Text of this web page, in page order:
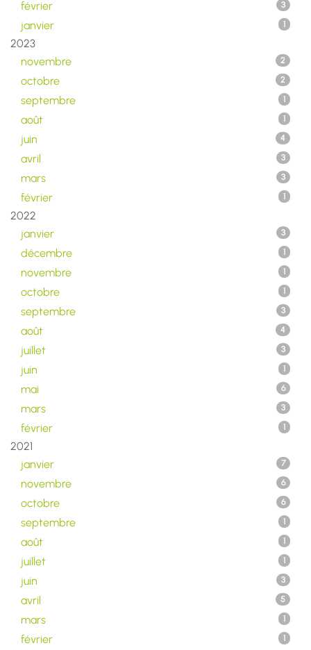
février 3
janvier 1
2023
novembre
2
octobre 2
septembre 1
août 1
juin 4
avril 3
mars 3
février 1
2022
janvier
3
décembre 1
novembre 1
octobre 1
septembre 3
août 4
juillet 3
juin 1
mai 6
mars 3
février 1
2021
janvier
7
novembre 6
octobre 6
septembre 1
août 1
juillet 1
juin 3
avril 5
mars 1
février 1